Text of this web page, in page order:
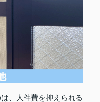
、人件費を抑えられる